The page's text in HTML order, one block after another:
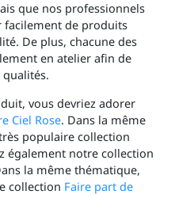
que nos professionnels
facilement de produits
De plus, chacune des
en atelier afin de
vous devriez adorer
Ciel Rose. Dans la même
populaire collection
également notre collection
la même thématique,
collection Faire part de